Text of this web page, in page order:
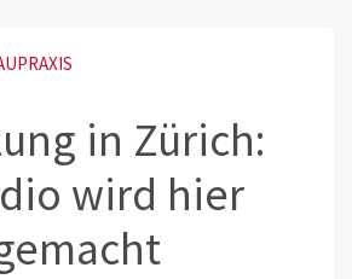
in Zürich:
wird hier